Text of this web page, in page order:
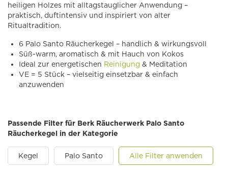
heiligen Holzes mit alltagstauglicher Anwendung –
praktisch, duftintensiv und inspiriert von alter
Ritualtradition.
6 Palo Santo Räucherkegel – handlich & wirkungsvoll
Süß-warm, aromatisch & mit Hauch von Kokos
Ideal zur energetischen Reinigung & Meditation
VE = 5 Stück – vielseitig einsetzbar & einfach
anzuwenden
Passende Filter für Berk Räucherwerk Palo Santo
Räucherkegel in der Kategorie
Kegel Palo Santo Alle Filter anwenden